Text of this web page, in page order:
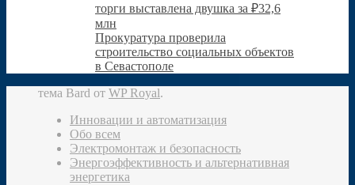
торги выставлена двушка за ₽32,6
млн
Прокуратура проверила
строительство социальных объектов
в Севастополе
тема Bard от WP Royal.
Инновации и автоматизация
Обо всем
Электромонтаж и безопасность
Энергоэффективность и альтернативная
энергетика